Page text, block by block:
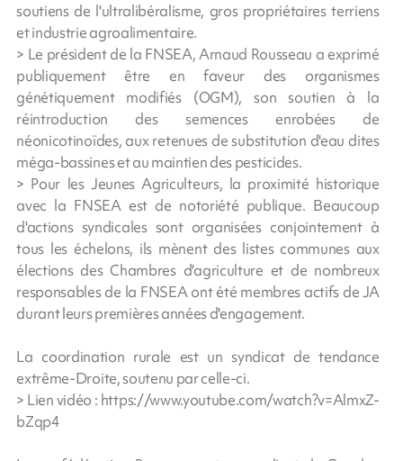
soutiens de l'ultralibéralisme, gros propriétaires terriens
et industrie agroalimentaire.
> Le président de la FNSEA, Arnaud Rousseau a exprimé
publiquement être en faveur des organismes
génétiquement modifiés (OGM), son soutien à la
réintroduction des semences enrobées de
néonicotinoïdes, aux retenues de substitution d'eau dites
méga-bassines et au maintien des pesticides.
> Pour les Jeunes Agriculteurs, la proximité historique
avec la FNSEA est de notoriété publique. Beaucoup
d'actions syndicales sont organisées conjointement à
tous les échelons, ils mènent des listes communes aux
élections des Chambres d'agriculture et de nombreux
responsables de la FNSEA ont été membres actifs de JA
durant leurs premières années d'engagement.
La coordination rurale est un syndicat de tendance
extrême-Droite, soutenu par celle-ci.
> Lien vidéo : https://www.youtube.com/watch?v=AlmxZ-
bZqp4